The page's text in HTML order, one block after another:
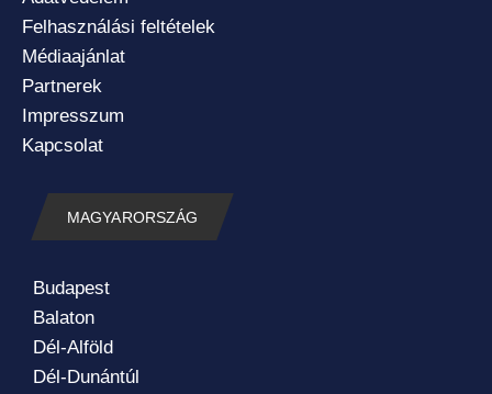
Felhasználási feltételek
Médiaajánlat
Partnerek
Impresszum
Kapcsolat
MAGYARORSZÁG
Budapest
Balaton
Dél-Alföld
Dél-Dunántúl